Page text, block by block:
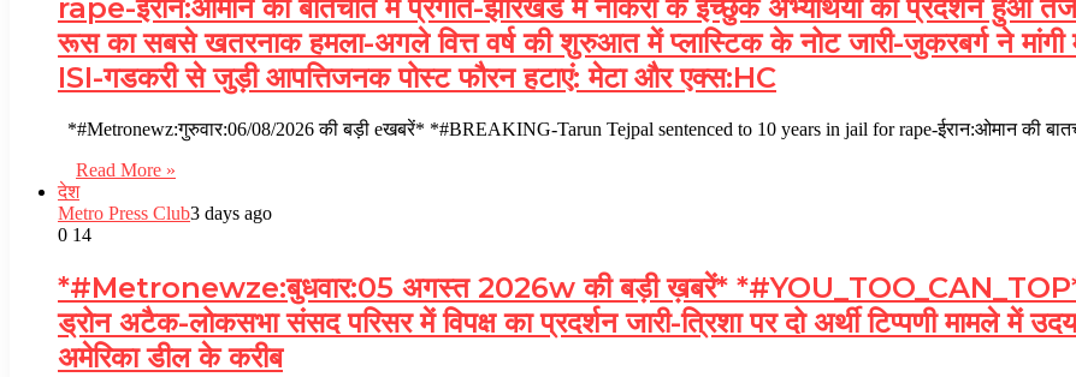
rape-ईरान:ओमान की बातचीत में प्रगति-झारखंड में नौकरी के इच्छुक अभ्यर्थियों का प्रदर्शन हुआ
रूस का सबसे खतरनाक हमला-अगले वित्त वर्ष की शुरुआत में प्लास्टिक के नोट जारी-जुकरबर्ग ने मांगी
ISI-गडकरी से जुड़ी आपत्तिजनक पोस्ट फौरन हटाएं: मेटा और एक्स:HC
*#Metronewz:गुरुवार:06/08/2026 की बड़ी eखबरें* *#BREAKING-Tarun Tejpal sentenced to 10 years in jail for rape-ईरान:ओमान की
Read More »
देश
Metro Press Club3 days ago
0 14
*#Metronewze:बुधवार:05 अगस्त 2026w की बड़ी ख़बरें* *#YOU_TOO_CAN_TOP*
ड्रोन अटैक-लोकसभा संसद परिसर में विपक्ष का प्रदर्शन जारी-त्रिशा पर दो अर्थी टिप्पणी मामले में
अमेरिका डील के करीब